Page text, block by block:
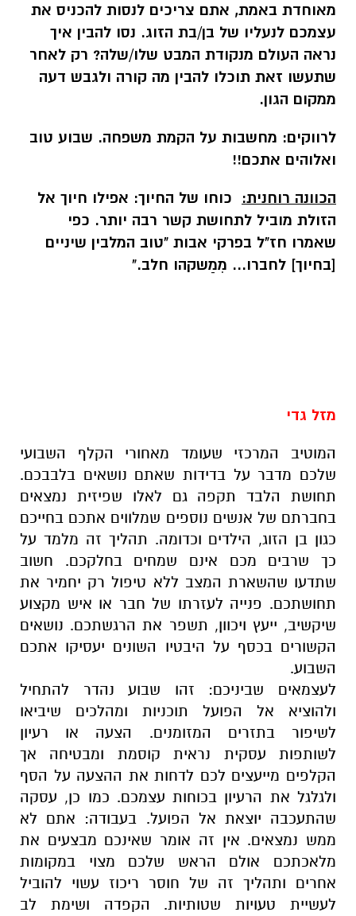
מאוחדת באמת, אתם צריכים לנסות להכניס את
עצמכם לנעליו של בן/בת הזוג. נסו להבין איך
נראה העולם מנקודת המבט שלו/שלה? רק לאחר
שתעשו זאת תוכלו להבין מה קורה ולגבש דעה
ממקום הגון.
לרווקים: מחשבות על הקמת משפחה. שבוע טוב
ואלוהים אתכם!!
הכוונה רוחנית:
כוחו של החיוך: אפילו חיוך אל
הזולת מוביל לתחושת קשר רבה יותר. כפי
שאמרו חז"ל בפרקי אבות "טוב המלבין שיניים
[בחיוך] לחברו... מִמַשקהו חלב."
מזל גדי
המוטיב המרכזי שעומד מאחורי הקלף השבועי
שלכם מדבר על בדידות שאתם נושאים בלבבכם.
תחושת הלבד תקפה גם לאלו שפיזית נמצאים
בחברתם של אנשים נוספים שמלווים אתכם בחייכם
כגון בן הזוג, הילדים וכדומה. תהליך זה מלמד על
כך שרבים מכם אינם שמחים בחלקכם. חשוב
שתדעו שהשארת המצב ללא טיפול רק יחמיר את
תחושתכם. פנייה לעזרתו של חבר או איש מקצוע
שיקשיב, ייעץ ויכוון, תשפר את הרגשתכם. נושאים
הקשורים בכסף על היבטיו השונים יעסיקו אתכם
השבוע.
לעצמאים שביניכם: זהו שבוע נהדר להתחיל
ולהוציא אל הפועל תוכניות ומהלכים שיביאו
לשיפור בתזרים המזומנים. הצעה או רעיון
לשותפות עסקית נראית קוסמת ומבטיחה אך
הקלפים מייעצים לכם לדחות את ההצעה על הסף
ולגלגל את הרעיון בכוחות עצמכם. כמו כן, עסקה
שהתעכבה יוצאת אל הפועל. בעבודה: אתם לא
ממש נמצאים. אין זה אומר שאינכם מבצעים את
מלאכתכם אולם הראש שלכם מצוי במקומות
אחרים ותהליך זה של חוסר ריכוז עשוי להוביל
לעשיית טעויות שטותיות. הקפדה ושימת לב